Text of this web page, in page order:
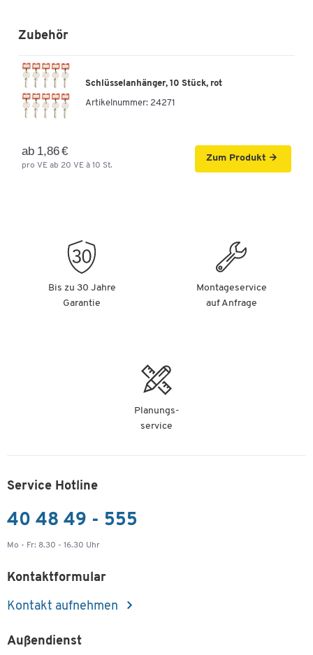
Zubehör
Schlüsselanhänger, 10 Stück, rot
Artikelnummer: 24271
ab 1,86 €
pro VE ab 20 VE à 10 St.
Zum Produkt
Bis zu 30 Jahre
Garantie
Montageservice
auf Anfrage
Planungs-
service
Service Hotline
40 48 49 - 555
Mo - Fr: 8.30 - 16.30 Uhr
Kontaktformular
Kontakt aufnehmen
Außendienst